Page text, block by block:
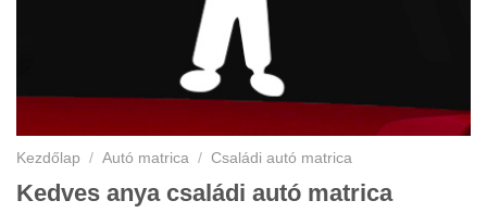
Kezdőlap / Autó matrica / Családi autó matrica
Kedves anya családi autó matrica